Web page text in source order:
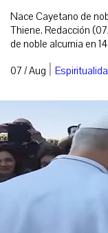
Nace Cayetano de
Thiene. Redacción
de noble alcurnia en
07 / Aug |